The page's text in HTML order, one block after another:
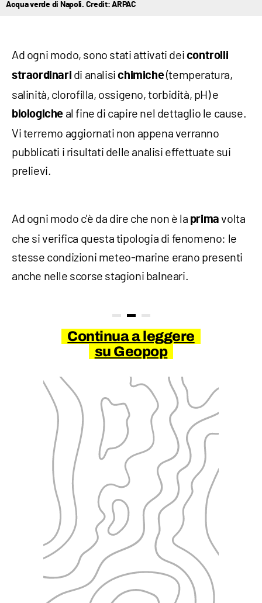
Acqua verde di Napoli. Credit: ARPAC
Ad ogni modo, sono stati attivati dei controlli
straordinari di analisichimiche(temperatura,
salinità, clorofilla, ossigeno, torbidità, pH) e
biologiche al fine di capire nel dettaglio le cause.
Vi terremo aggiornati non appena verranno
pubblicati i risultati delle analisi effettuate sui
prelievi.
Ad ogni modo c'è da dire che non è la prima volta
che si verifica questa tipologia di fenomeno: le
stesse condizioni meteo-marine erano presenti
anche nelle scorse stagioni balneari.
Continua a leggere
su Geopop